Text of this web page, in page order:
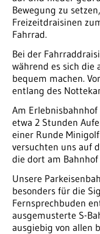
Bewegung zu
Freizeitdraisinen
Fahrrad.
Bei der
während es sich die
bequem machen.
entlang des
Am
etwa 2 Stunden
einer Runde
versuchten uns auf
die dort am
Unsere
besonders für die
Fernsprechbuden
ausgemusterte S-
ausgiebig von allen